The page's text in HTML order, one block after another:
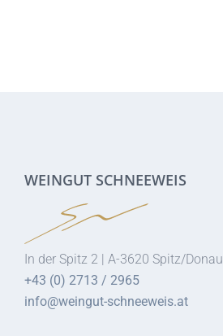
WEINGUT SCHNEEWEIS
In der Spitz 2 | A-3620 Spitz/Donau
+43 (0) 2713 / 2965
info@weingut-schneeweis.at